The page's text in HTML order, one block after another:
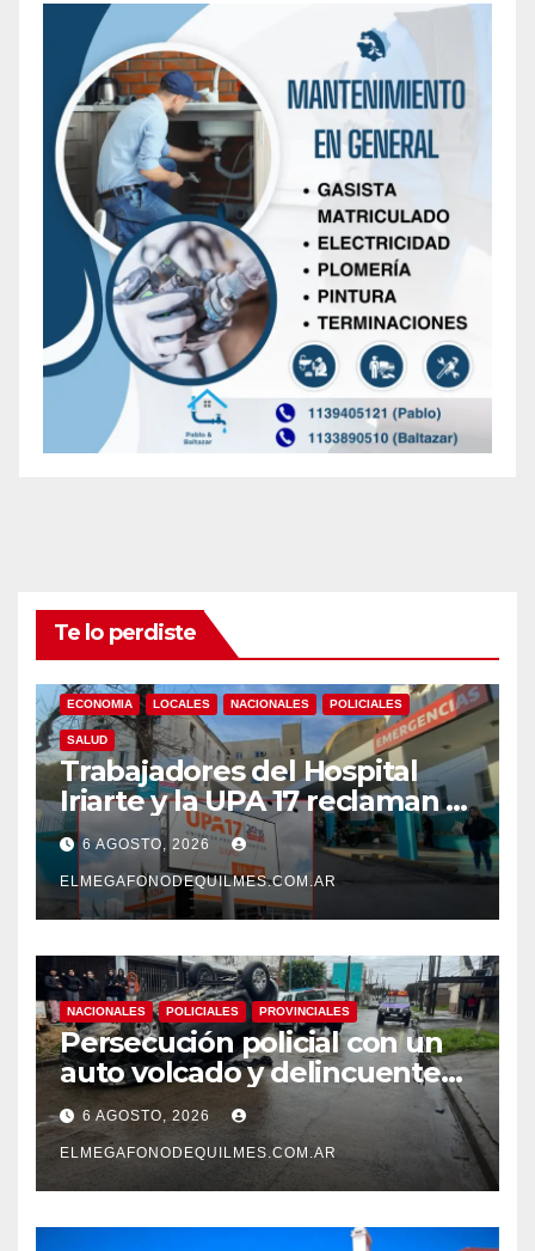
Te lo perdiste
ECONOMIA LOCALES NACIONALES POLICIALES
SALUD
Trabajadores del Hospital
Iriarte y la UPA 17 reclaman el
pase a planta de becarios y
mejoras laborales
6 AGOSTO, 2026
ELMEGAFONODEQUILMES.COM.AR
NACIONALES POLICIALES PROVINCIALES
Persecución policial con un
auto volcado y delincuentes
detenidos en San Francisco
Solano
6 AGOSTO, 2026
ELMEGAFONODEQUILMES.COM.AR